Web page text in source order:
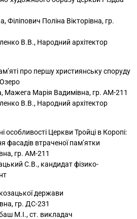
Філіпович Поліна Вікторівна, гр.
В.В., Народний архітектор
про першу християнську споруду
Мажега Марія Вадимівна, гр. АМ-211
В.В., Народний архітектор
особливості Церкви Тройці в Коропі:
фасадів втраченої пам’ятки
гр. АМ-211
С.В., кандидат фізико-
держави
гр. ДС-231
М.І., ст. викладач